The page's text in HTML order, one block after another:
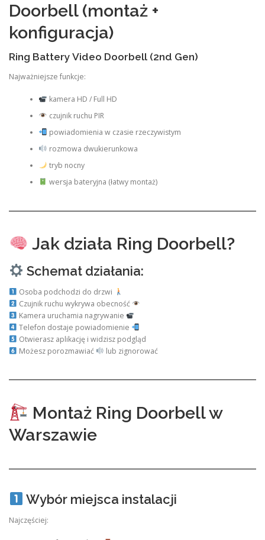
Doorbell (montaż +
konfiguracja)
Ring Battery Video Doorbell (2nd Gen)
Najważniejsze funkcje:
kamera HD / Full HD
czujnik ruchu PIR
powiadomienia w czasie rzeczywistym
rozmowa dwukierunkowa
tryb nocny
wersja bateryjna (łatwy montaż)
Jak działa Ring Doorbell?
Schemat działania:
Osoba podchodzi do drzwi
Czujnik ruchu wykrywa obecność
Kamera uruchamia nagrywanie
Telefon dostaje powiadomienie
Otwierasz aplikację i widzisz podgląd
Możesz porozmawiać
lub zignorować
Montaż Ring Doorbell w
Warszawie
Wybór miejsca instalacji
Najczęściej: